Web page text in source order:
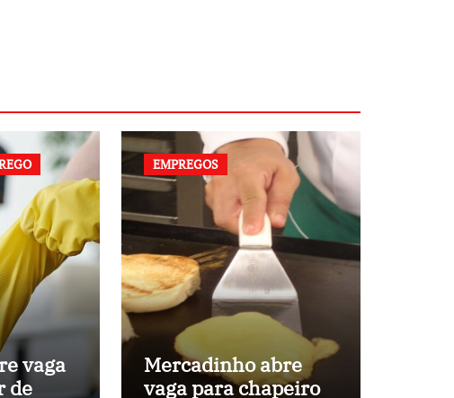
vaga
de
EMPREGOS
Mercadinho abre
vaga para chapeiro